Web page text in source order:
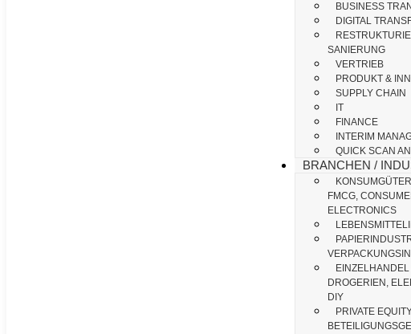
BUSINESS
DIGITAL
SANIERUNG
VERTRIEB
PRODUKT &
SUPPLY CHAIN
IT
FINANCE
INTERIM
QUICK SCAN
BRANCHEN /
FMCG,
ELECTRONICS
DROGERIEN,
DIY
PRIVATE